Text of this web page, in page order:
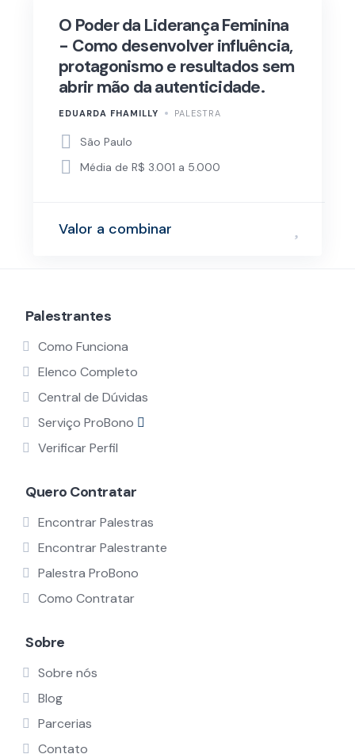
O Poder da Liderança Feminina
- Como desenvolver influência,
protagonismo e resultados sem
abrir mão da autenticidade.
EDUARDA FHAMILLY PALESTRA
São Paulo
Média de R$ 3.001 a 5.000
Valor a combinar
Palestrantes
Como Funciona
Elenco Completo
Central de Dúvidas
Serviço ProBono
Verificar Perfil
Quero Contratar
Encontrar Palestras
Encontrar Palestrante
Palestra ProBono
Como Contratar
Sobre
Sobre nós
Blog
Parcerias
Contato